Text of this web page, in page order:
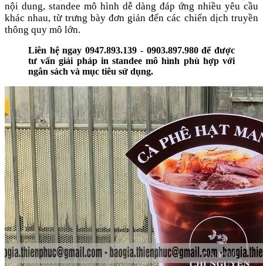
nội dung, standee mô hình dễ dàng đáp ứng nhiều yêu cầu
khác nhau, từ trưng bày đơn giản đến các chiến dịch truyền
thông quy mô lớn.
Liên hệ ngay 0947.893.139 - 0903.897.980 để được
tư vấn giải pháp in standee mô hình phù hợp với
ngân sách và mục tiêu sử dụng.